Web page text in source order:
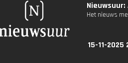
Nieuwsuur:
Het nieuws
15-11-2025